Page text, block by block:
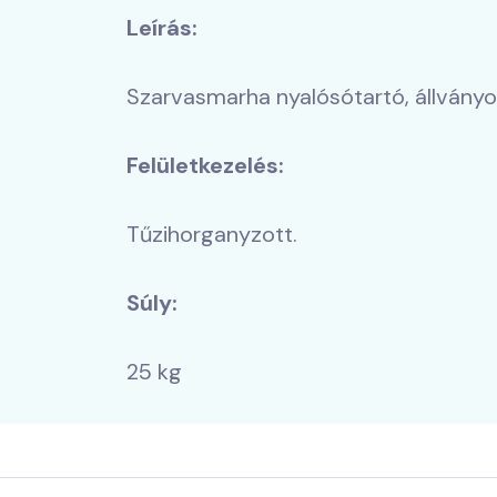
Leírás:
Szarvasmarha nyalósótartó,
Felületkezelés:
Tűzihorganyzott.
Súly:
25 kg